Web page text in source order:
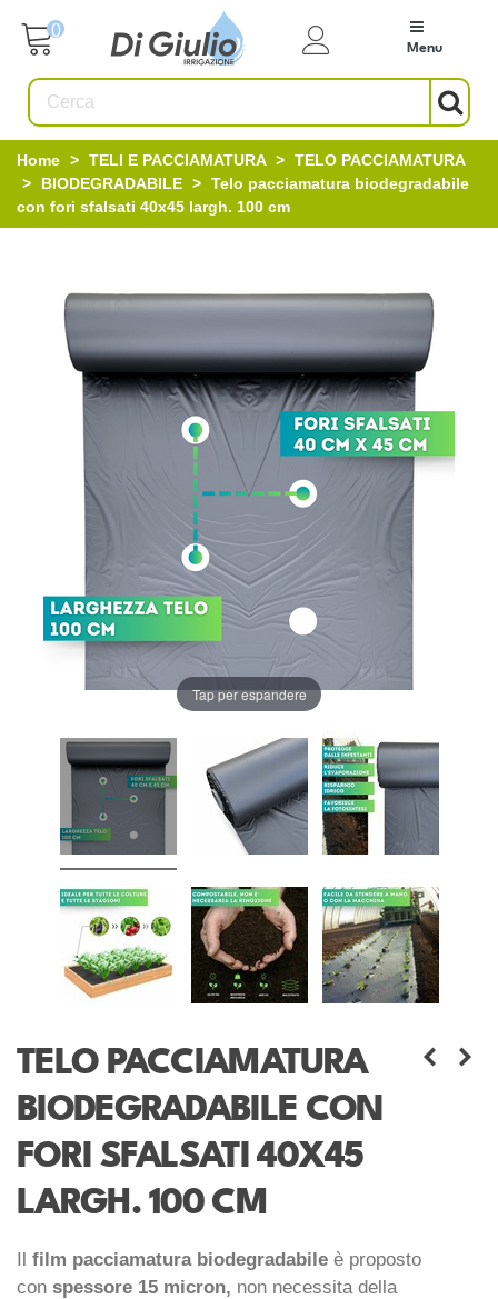
0
Menu
Home > TELI E PACCIAMATURA > TELO PACCIAMATURA
>
BIODEGRADABILE > Telo pacciamatura biodegradabile
con fori sfalsati 40x45 largh. 100 cm
Tap per espandere
TELO PACCIAMATURA
BIODEGRADABILE CON
FORI SFALSATI 40X45
LARGH. 100 CM
Il film pacciamatura biodegradabile è proposto
con spessore 15 micron, non necessita della